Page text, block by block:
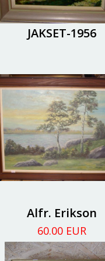
JAKSET-1956
Alfr. Erikson
60.00 EUR